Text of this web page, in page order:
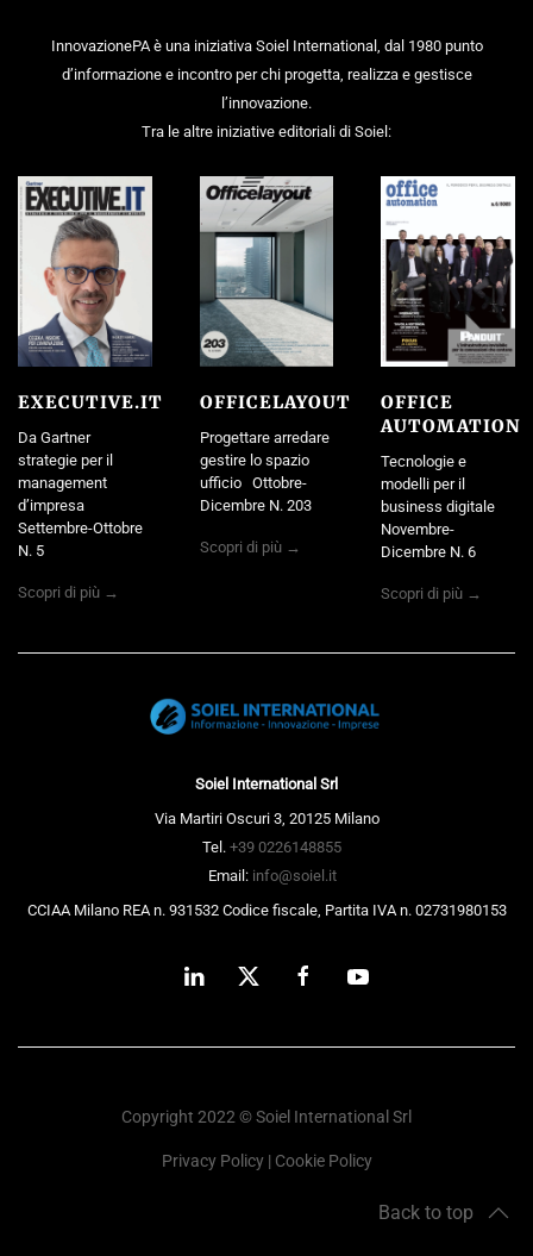
InnovazionePA è una iniziativa Soiel International, dal 1980 punto
d’informazione e incontro per chi progetta, realizza e gestisce
l’innovazione.
Tra le altre iniziative editoriali di Soiel:
EXECUTIVE.IT
Da Gartner
strategie per il
management
d’impresa
Settembre-Ottobre
N. 5
Scopri di più →
OFFICELAYOUT
Progettare arredare
gestire lo spazio
ufficio Ottobre-
Dicembre N. 203
Scopri di più →
OFFICE
AUTOMATION
Tecnologie e
modelli per il
business digitale
Novembre-
Dicembre N. 6
Scopri di più →
Soiel International Srl
Via Martiri Oscuri 3, 20125 Milano
Tel. +39 0226148855
Email: info@soiel.it
CCIAA Milano REA n. 931532 Codice fiscale, Partita IVA n. 02731980153
Copyright 2022 © Soiel International Srl
Privacy Policy| Cookie Policy
Back to top